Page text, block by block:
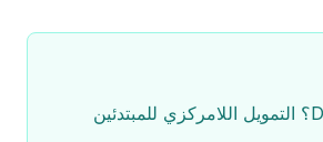
ما هو DeFi؟ التمويل اللامركزي للمبتدئين